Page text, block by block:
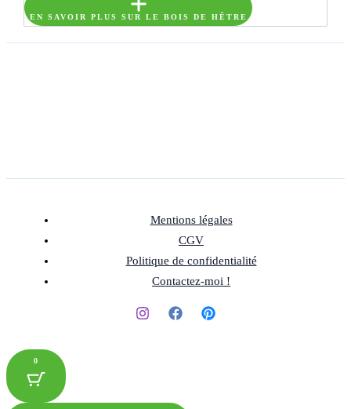
EN SAVOIR PLUS SUR LE BOIS DE HÊTRE
Mentions légales
CGV
Politique de confidentialité
Contactez-moi !
0